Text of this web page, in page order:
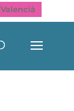
Valencià